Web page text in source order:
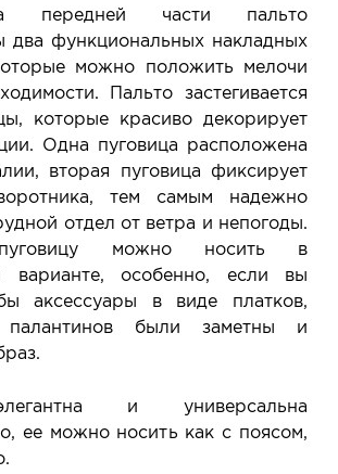
передней части пальто
два функциональных накладных
можно положить мелочи
Пальто застегивается
которые красиво декорирует
Одна пуговица расположена
вторая пуговица фиксирует
тем самым надежно
отдел от ветра и непогоды.
можно носить в
варианте, особенно, если вы
аксессуары в виде платков,
были заметны и
и универсальна
ее можно носить как с поясом,